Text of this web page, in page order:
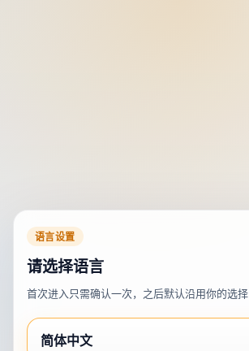
语言设置
请选择语言
首次进入只需确认一次，之后默认沿用你的选择
简体中文